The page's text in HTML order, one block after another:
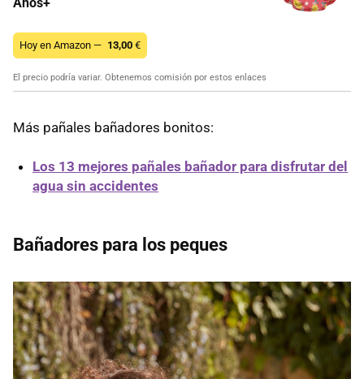
Hoy en Amazon — 13,00 €
El precio podría variar. Obtenemos comisión por estos enlaces
Más pañales bañadores bonitos:
Los 13 mejores pañales bañador para disfrutar del
agua sin accidentes
Bañadores para los peques